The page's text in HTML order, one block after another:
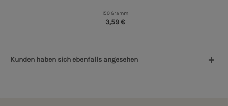
150 Gramm
3,59 €
Kunden haben sich ebenfalls angesehen